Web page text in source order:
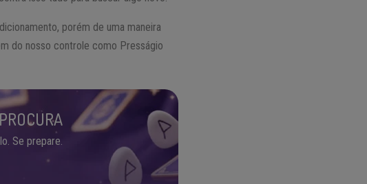
porém de uma maneira
do nosso controle como Presságio
Se prepare.